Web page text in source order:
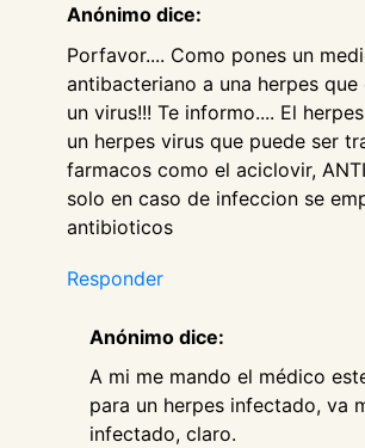
Anónimo dice:
Porfavor.... Como pones un
antibacteriano a una herpes
un virus!!! Te informo.... El
un herpes virus que puede ser
farmacos como el aciclovir,
solo en caso de infeccion se
antibioticos
Responder
Anónimo dice:
A mi me mando el médico
para un herpes infectado, va
infectado, claro.